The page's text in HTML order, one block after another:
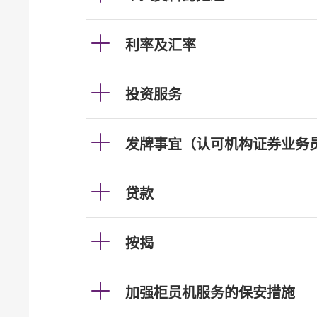
利率及汇率
投资服务
发牌事宜（认可机构证券业务
贷款
按揭
加强柜员机服务的保安措施